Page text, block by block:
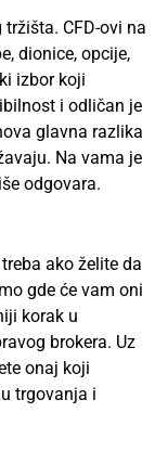
CFD-ovi na
dionice, opcije,
izbor koji
i odličan je
glavna razlika
Na vama je
odgovara.
ako želite da
gde će vam oni
korak u
brokera. Uz
onaj koji
trgovanja i